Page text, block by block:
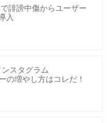
誹謗中傷からユーザー
入
ンスタグラム
の増やし方はコレだ！